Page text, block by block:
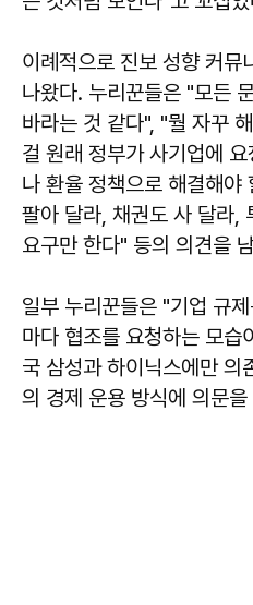
이례적으로 진보 성향 커뮤
나왔다. 누리꾼들은 "모든
바라는 것 같다", "뭘 자꾸
걸 원래 정부가 사기업에
나 환율 정책으로 해결해야
팔아 달라, 채권도 사 달라,
요구만 한다" 등의 의견을
일부 누리꾼들은 "기업 규
마다 협조를 요청하는 모습
국 삼성과 하이닉스에만 의
의 경제 운용 방식에 의문